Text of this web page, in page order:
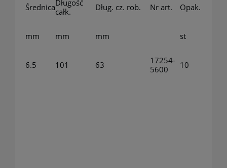
ŚrednicaDługość
całk.
Dług. cz. rob. Nr art. Opak.
mm mm mm st
6.5 101 63
17254-
5600
10